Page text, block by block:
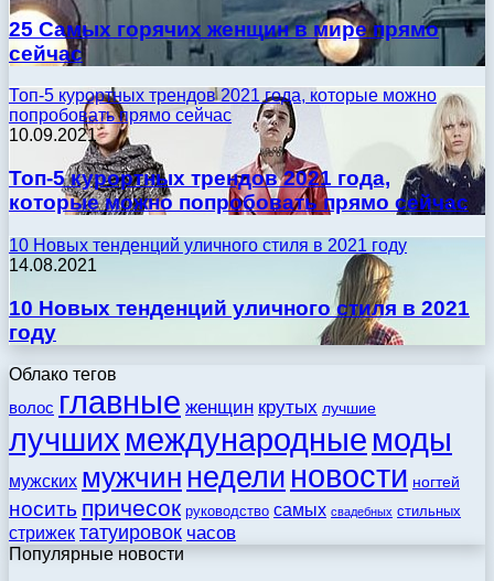
25 Самых горячих женщин в мире прямо
сейчас
Топ-5 курортных трендов 2021 года, которые можно
попробовать прямо сейчас
10.09.2021
Топ-5 курортных трендов 2021 года,
которые можно попробовать прямо сейчас
10 Новых тенденций уличного стиля в 2021 году
14.08.2021
10 Новых тенденций уличного стиля в 2021
году
Облако тегов
волос главные женщин крутых лучшие
лучших международные моды
мужских мужчин недели новости ногтей
носить причесок руководство самых свадебных стильных
стрижек татуировок часов
Популярные новости